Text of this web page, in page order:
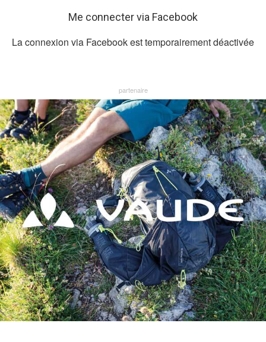
Me connecter via Facebook
La connexion via Facebook est temporairement déactivée